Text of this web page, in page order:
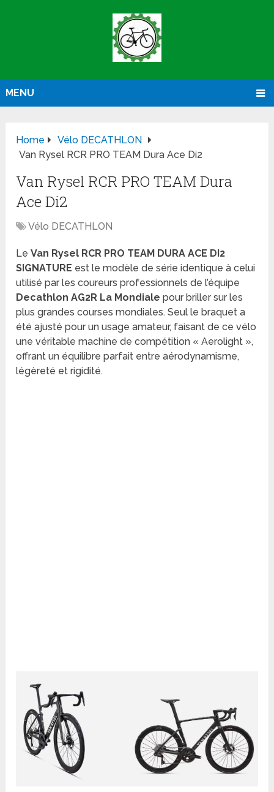
MENU
Home
Vélo DECATHLON
Van Rysel RCR PRO TEAM Dura Ace Di2
Van Rysel RCR PRO TEAM Dura
Ace Di2
Vélo DECATHLON
LeVan Rysel RCR PRO TEAM DURA ACE DI2
SIGNATURE est le modèle de série identique à celui
utilisé par les coureurs professionnels de l’équipe
Decathlon AG2R La Mondiale pour briller sur les
plus grandes courses mondiales. Seul le braquet a
été ajusté pour un usage amateur, faisant de ce vélo
une véritable machine de compétition « Aerolight »,
offrant un équilibre parfait entre aérodynamisme,
légèreté et rigidité.